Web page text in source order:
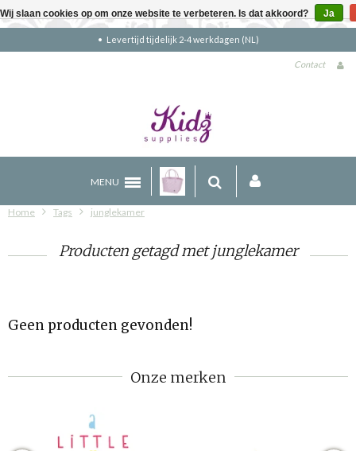
Levertijd tijdelijk 2-4 werkdagen (NL)
Contact
MENU
Home Tags junglekamer
Producten getagd met junglekamer
Geen producten gevonden!
Onze merken
Wij slaan cookies op om onze website te verbeteren. Is dat akkoord? Ja